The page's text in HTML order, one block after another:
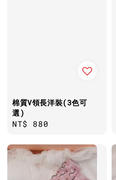
棉質V領長洋裝(3色可
選)
Regular
NT$ 880